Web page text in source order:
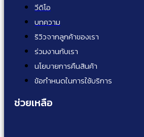
วีดิโอ
บทความ
ริวิวจากลูกค้าของเรา
ร่วมงานกับเรา
นโยบายการคืนสินค้า
ข้อกำหนดในการใช้บริการ
ช่วยเหลือ